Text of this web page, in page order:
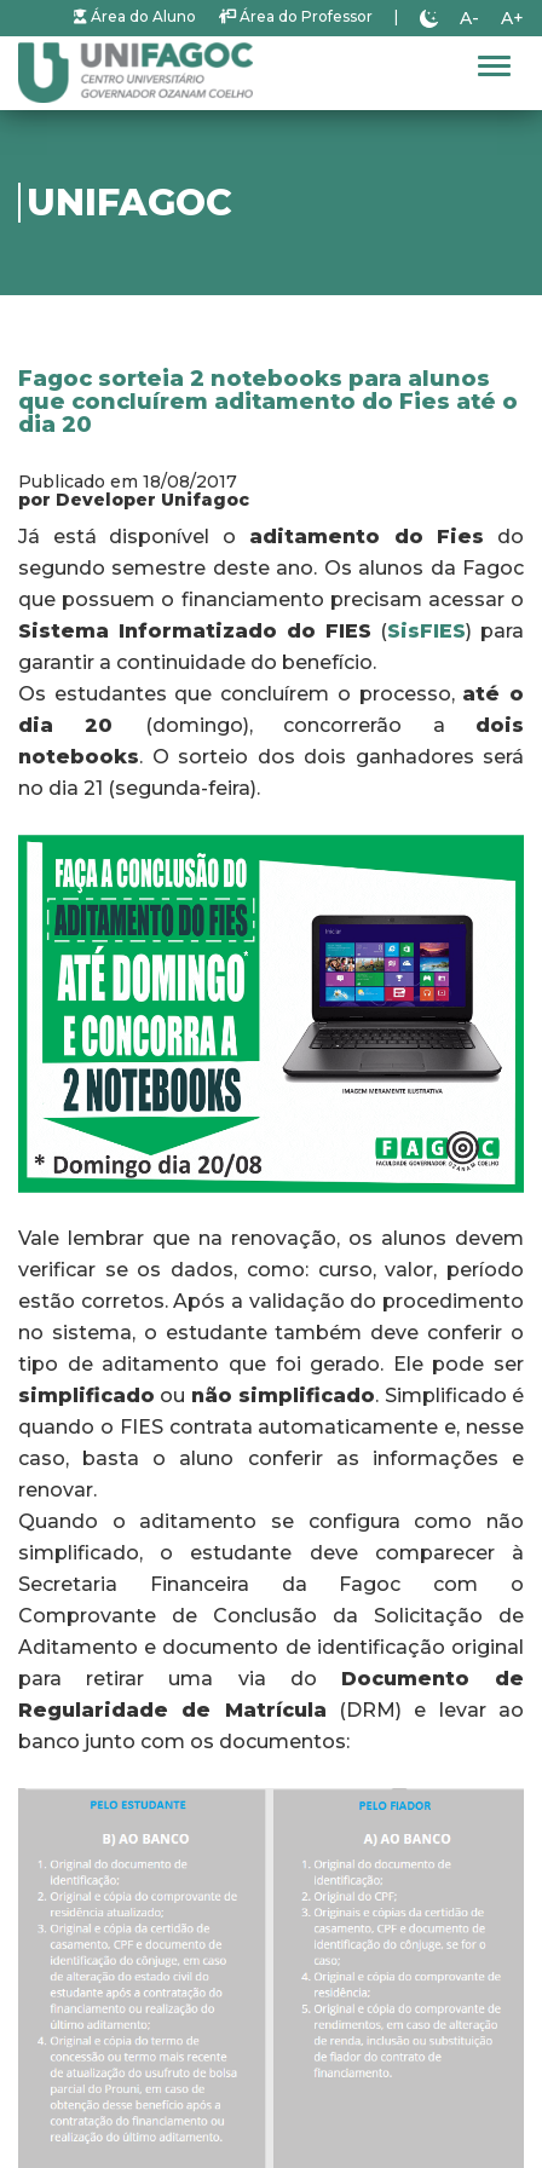
Área do Aluno Área do Professor A- A+
UNIFAGOC
Fagoc sorteia 2 notebooks para alunos
que concluírem aditamento do Fies até o
dia 20
Publicado em 18/08/2017
por Developer Unifagoc
Já está disponível o aditamento do Fies do
segundo semestre deste ano. Os alunos da Fagoc
que possuem o financiamento precisam acessar o
Sistema Informatizado do FIES (SisFIES) para
garantir a continuidade do benefício.
Os estudantes que concluírem o processo, até o
dia 20
(domingo), concorrerão a dois
notebooks. O sorteio dos dois ganhadores será
no dia 21 (segunda-feira).
Vale lembrar que na renovação, os alunos devem
verificar se os dados, como: curso, valor, período
estão corretos. Após a validação do procedimento
no sistema, o estudante também deve conferir o
tipo de aditamento que foi gerado. Ele pode ser
simplificado ou não simplificado. Simplificado é
quando o FIES contrata automaticamente e, nesse
caso, basta o aluno conferir as informações e
renovar.
Quando o aditamento se configura como não
simplificado, o estudante deve comparecer à
Secretaria Financeira da Fagoc com o
Comprovante de Conclusão da Solicitação de
Aditamento e documento de identificação original
para retirar uma via do Documento de
Regularidade de Matrícula (DRM) e levar ao
banco junto com os documentos: